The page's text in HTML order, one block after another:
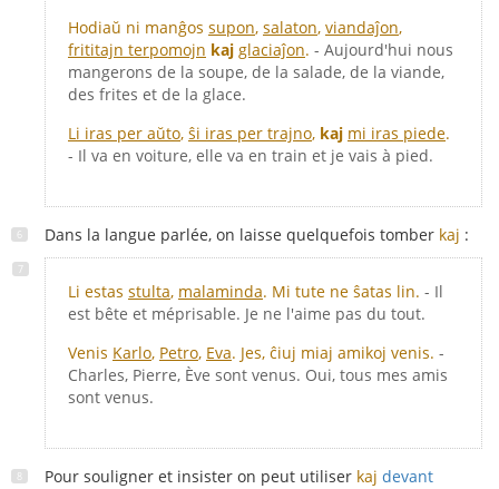
Hodiaŭ ni manĝos supon, salaton, viandaĵon,
frititajn terpomojn kaj glaciaĵon. - Aujourd'hui nous
mangerons de la soupe, de la salade, de la viande,
des frites et de la glace.
Li iras per aŭto, ŝi iras per trajno, kaj mi iras piede.
- Il va en voiture, elle va en train et je vais à pied.
Dans la langue parlée, on laisse quelquefois tomber kaj :
Li estas stulta, malaminda. Mi tute ne ŝatas lin. - Il
est bête et méprisable. Je ne l'aime pas du tout.
Venis Karlo, Petro, Eva. Jes, ĉiuj miaj amikoj venis. -
Charles, Pierre, Ève sont venus. Oui, tous mes amis
sont venus.
Pour souligner et insister on peut utiliser kaj devant